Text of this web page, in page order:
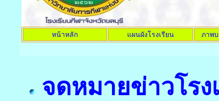
หน้าหลัก แผนผังโรงเรียน ภาพบ
จดหมายข่าวโร